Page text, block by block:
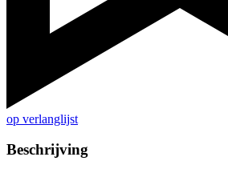
op verlanglijst
Beschrijving